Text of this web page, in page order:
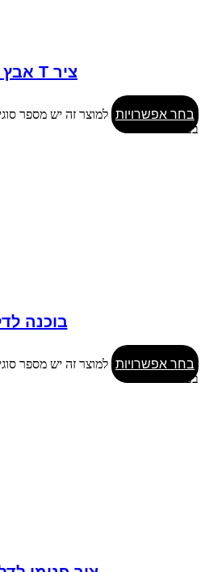
ציר T אבץ זהב
בחר אפשרויות למוצר זה יש מספר
בעמוד המוצר
בוכנה
בחר אפשרויות למוצר זה יש מספר
בעמוד המוצר